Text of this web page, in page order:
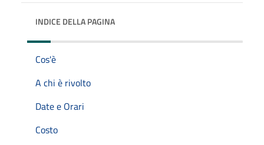
INDICE DELLA PAGINA
Cos'è
A chi è rivolto
Date e Orari
Costo